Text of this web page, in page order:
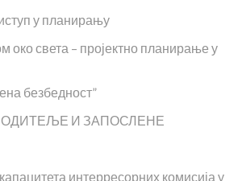
у планирању
око света – пројектно планирање у
безбедност”
И ЗАПОСЛЕНЕ
интерресорних комисија у